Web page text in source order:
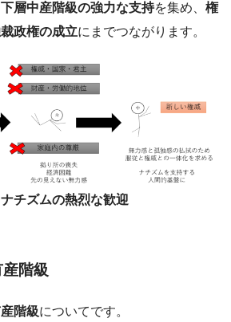
下層中産階級の強力な支持を集め、 権
政権の成立にまでつながります。
チズムの熱烈な歓迎
階級
階級についてです。